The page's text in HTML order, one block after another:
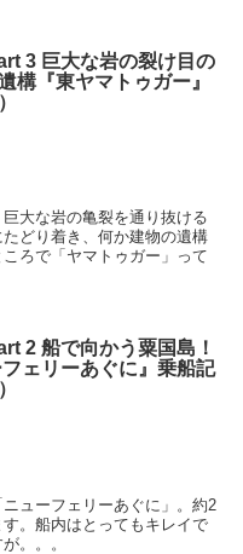
3 巨大な岩の裂け目の
構『東ヤマトゥガー』
大な岩の亀裂を通り抜ける
どり着き、何か建物の遺構
ろで「ヤマトゥガー」って
2 船で向かう粟国島！
フェリーあぐに』乗船記
ューフェリーあぐに」。約2
。船内はとってもキレイで
。。。